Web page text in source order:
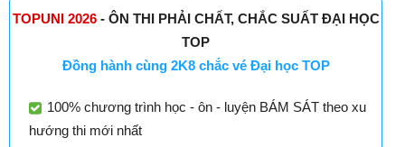
TOPUNI 2026- ÔN THI PHẢI CHẤT, CHẮC SUẤT ĐẠI HỌC
TOP
Đồng hành cùng 2K8 chắc vé Đại học TOP
100% chương trình học - ôn - luyện BÁM SÁT theo xu
hướng thi mới nhất